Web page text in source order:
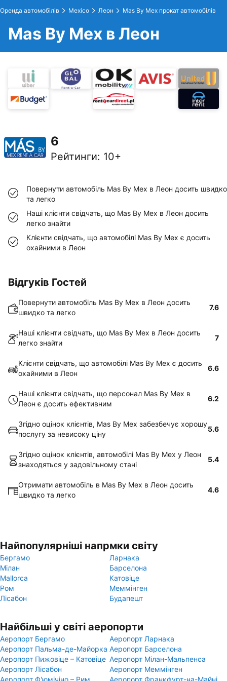
Оренда автомобілів Mexico Леон Mas By Mex прокат автомобілів
Mas By Mex в Леон
6
Рейтинги: 10+
Повернути автомобіль Mas By Mex в Леон досить швидко
та легко
Наші клієнти свідчать, що Mas By Mex в Леон досить
легко знайти
Клієнти свідчать, що автомобілі Mas By Mex є досить
охайними в Леон
Відгуків Гостей
Повернути автомобіль Mas By Mex в Леон досить
швидко та легко
7.6
Наші клієнти свідчать, що Mas By Mex в Леон досить
легко знайти
7
Клієнти свідчать, що автомобілі Mas By Mex є досить
охайними в Леон
6.6
Наші клієнти свідчать, що персонал Mas By Mex в
Леон є досить ефективним
6.2
Згідно оцінок клієнтів, Mas By Mex забезбечує хорошу
послугу за невисоку ціну
5.6
Згідно оцінок клієнтів, автомобілі Mas By Mex у Леон
знаходяться у задовільному стані
5.4
Отримати автомобіль в Mas By Mex в Леон досить
швидко та легко
4.6
Найпопулярніші напрмки світу
Бергамо
Ларнака
Мілан
Барселона
Mallorca
Катовіце
Ром
Меммінген
Лісабон
Будапешт
Найбільші у світі аеропорти
Аеропорт Бергамо
Аеропорт Ларнака
Аеропорт Пальма-де-Майорка Аеропорт Барселона
Аеропорт Пижовіце – Катовіце Аеропорт Мілан-Мальпенса
Аеропорт Лісабон
Аеропорт Меммінген
Аеропорт Ф'юмічіно – Рим
Аеропорт Франкфурт-на-Майні